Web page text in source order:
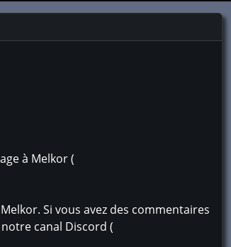
à Melkor (
Si vous avez des commentaires
canal Discord (